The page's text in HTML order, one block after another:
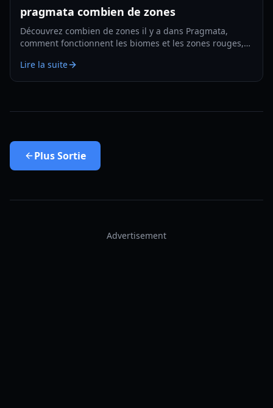
pragmata combien de zones
Découvrez combien de zones il y a dans Pragmata,
comment fonctionnent les biomes et les zones rouges,
améliorations efficaces en 2026.
Lire la suite
PlusSortie
Advertisement